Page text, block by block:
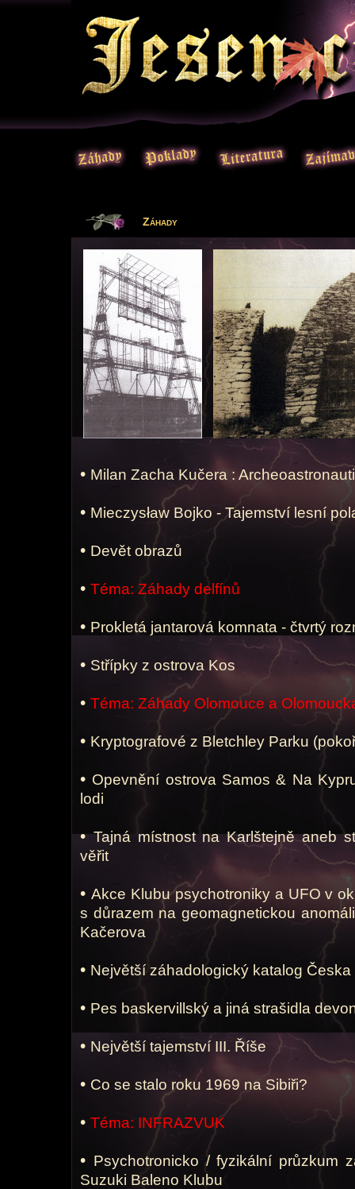
Záhady
• Milan Zacha Kučera :
• Mieczysław Bojko - Tajemství lesní
• Devět obrazů
• Téma: Záhady delfínů
• Prokletá jantarová komnata - čtvrtý
• Střípky z ostrova Kos
• Téma: Záhady Olomouce a
• Kryptografové z Bletchley Parku
• Opevnění ostrova Samos & Na
lodi
•Tajná místnost na Karlštejně aneb
věřit
• Akce Klubu psychotroniky a UFO v
s důrazem na geomagnetickou
Kačerova
• Největší záhadologický katalog
• Pes baskervillský a jiná strašidla
• Největší tajemství III. Říše
• Co se stalo roku 1969 na Sibiři?
• Téma: INFRAZVUK
• Psychotronicko / fyzikální průzkum
Suzuki Baleno Klubu